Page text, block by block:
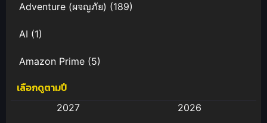
Adventure (ผจญภัย) (189)
AI (1)
Amazon Prime (5)
Anal (ประตูหลัง)
เลือกดูตามปี
2027
2026